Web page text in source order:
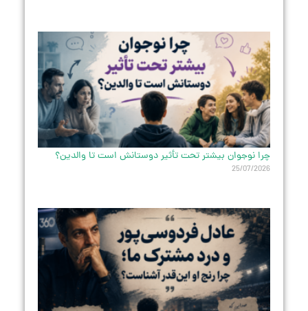
چرا نوجوان بیشتر تحت تأثیر دوستانش است تا والدین؟
25/07/2026